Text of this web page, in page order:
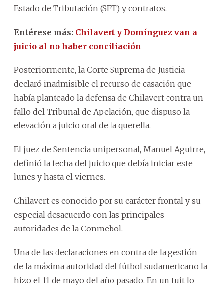
Estado de Tributación (SET) y contratos.
Entérese más: Chilavert y Domínguez van a
juicio al no haber conciliación
Posteriormente, la Corte Suprema de Justicia
declaró inadmisible el recurso de casación que
había planteado la defensa de Chilavert contra un
fallo del Tribunal de Apelación, que dispuso la
elevación a juicio oral de la querella.
El juez de Sentencia unipersonal, Manuel Aguirre,
definió la fecha del juicio que debía iniciar este
lunes y hasta el viernes.
Chilavert es conocido por su carácter frontal y su
especial desacuerdo con las principales
autoridades de la Conmebol.
Una de las declaraciones en contra de la gestión
de la máxima autoridad del fútbol sudamericano la
hizo el 11 de mayo del año pasado. En un tuit lo